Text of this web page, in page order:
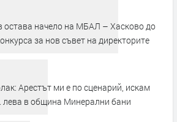
остава начело на МБАЛ – Хасково до
за нов съвет на директорите
Арестът ми е по сценарий, искам
лева в община Минерални бани